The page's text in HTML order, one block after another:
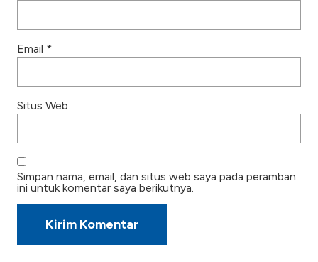
Email *
Situs Web
Simpan nama, email, dan situs web saya pada peramban
ini untuk komentar saya berikutnya.